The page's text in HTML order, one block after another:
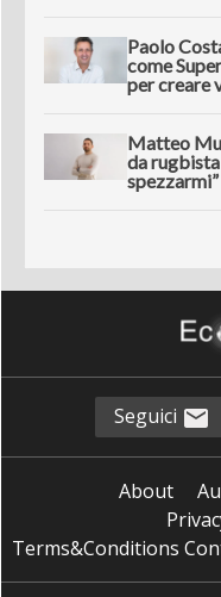
Paolo
come
per creare
Matteo
da
spezzarmi”
Seguici
About
Terms&Conditions